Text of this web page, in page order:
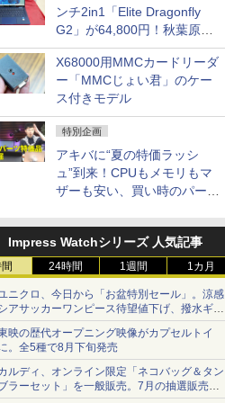
ンチ2in1「Elite Dragonfly
G2」が64,800円！秋葉原で
中古PCセール
X68000用MMCカードリーダ
ー「MMCじょい君」のケー
ス付きモデル
特別企画
アキバに“夏の特価ラッシ
ュ”到来！CPUもメモリもマ
ザーも安い、買い時のパーツ
Impress Watchシリーズ 人気記事
24時間 1週間 1カ月
ニクロ、今日から「お盆特別セール」。涼感
アサッカーワンピース待望値下げ、撥水ギア
ョーツは1990円に
映の歴代オープニング映像がカプセルトイ
。全5種で8月下旬発売
ルディ、オンライン限定「ネコバッグ＆タン
ラーセット」を一般販売。7月の抽選販売の
選無効分